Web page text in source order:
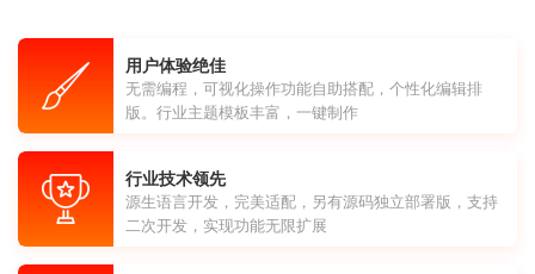
用户体验绝佳
无需编程，可视化操作功能自助搭配，个性化编辑排
版。行业主题模板丰富，一键制作
行业技术领先
源生语言开发，完美适配，另有源码独立部署版，支持
二次开发，实现功能无限扩展